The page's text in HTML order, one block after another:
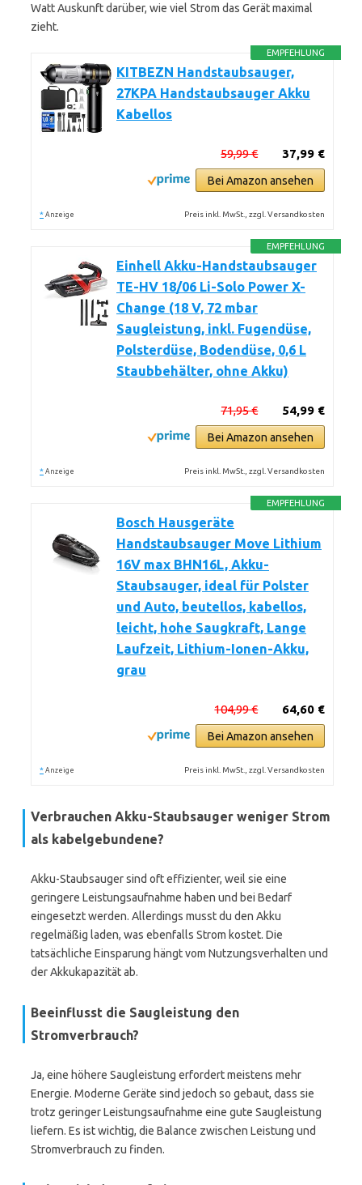
Watt Auskunft darüber, wie viel Strom das Gerät maximal
zieht.
EMPFEHLUNG
KITBEZN Handstaubsauger,
27KPA Handstaubsauger Akku
Kabellos
37,99 €
59,99 €
Bei Amazon ansehen
* Anzeige Preis inkl. MwSt., zzgl. Versandkosten
EMPFEHLUNG
Einhell Akku-Handstaubsauger
TE-HV 18/06 Li-Solo Power X-
Change (18 V, 72 mbar
Saugleistung, inkl. Fugendüse,
Polsterdüse, Bodendüse, 0,6 L
Staubbehälter, ohne Akku)
54,99 €
71,95 €
Bei Amazon ansehen
* Anzeige Preis inkl. MwSt., zzgl. Versandkosten
EMPFEHLUNG
Bosch Hausgeräte
Handstaubsauger Move Lithium
16V max BHN16L, Akku-
Staubsauger, ideal für Polster
und Auto, beutellos, kabellos,
leicht, hohe Saugkraft, Lange
Laufzeit, Lithium-Ionen-Akku,
grau
64,60 €
104,99 €
Bei Amazon ansehen
* Anzeige Preis inkl. MwSt., zzgl. Versandkosten
Verbrauchen Akku-Staubsauger weniger Strom
als kabelgebundene?
Akku-Staubsauger sind oft effizienter, weil sie eine
geringere Leistungsaufnahme haben und bei Bedarf
eingesetzt werden. Allerdings musst du den Akku
regelmäßig laden, was ebenfalls Strom kostet. Die
tatsächliche Einsparung hängt vom Nutzungsverhalten und
der Akkukapazität ab.
Beeinflusst die Saugleistung den
Stromverbrauch?
Ja, eine höhere Saugleistung erfordert meistens mehr
Energie. Moderne Geräte sind jedoch so gebaut, dass sie
trotz geringer Leistungsaufnahme eine gute Saugleistung
liefern. Es ist wichtig, die Balance zwischen Leistung und
Stromverbrauch zu finden.